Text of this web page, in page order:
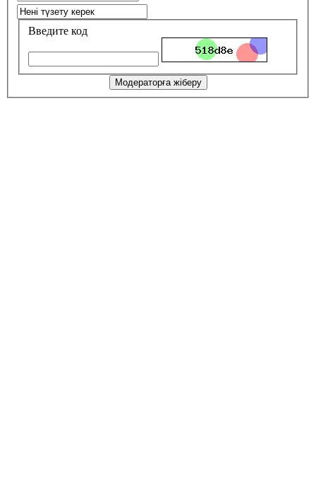
Введите код
Модераторға жіберу